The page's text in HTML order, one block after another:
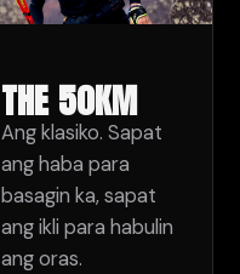
THE 50KM
Ang klasiko. Sapat
ang haba para
basagin ka, sapat
ang ikli para habulin
ang oras.